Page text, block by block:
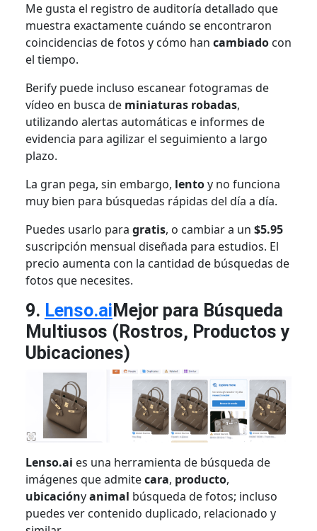
Me gusta el registro de auditoría detallado que
muestra exactamente cuándo se encontraron
coincidencias de fotos y cómo han cambiado con
el tiempo.
Berify puede incluso escanear fotogramas de
vídeo en busca de miniaturas robadas,
utilizando alertas automáticas e informes de
evidencia para agilizar el seguimiento a largo
plazo.
La gran pega, sin embargo, lentoy no funciona
muy bien para búsquedas rápidas del día a día.
Puedes usarlo para gratis, o cambiar a un $5.95
suscripción mensual diseñada para estudios. El
precio aumenta con la cantidad de búsquedas de
fotos que necesites.
9. Lenso.ai Mejor para Búsqueda
Multiusos (Rostros, Productos y
Ubicaciones)
Lenso.ai es una herramienta de búsqueda de
imágenes que admitecara, producto,
ubicaciónyanimal búsqueda de fotos; incluso
puedes ver contenido duplicado, relacionado y